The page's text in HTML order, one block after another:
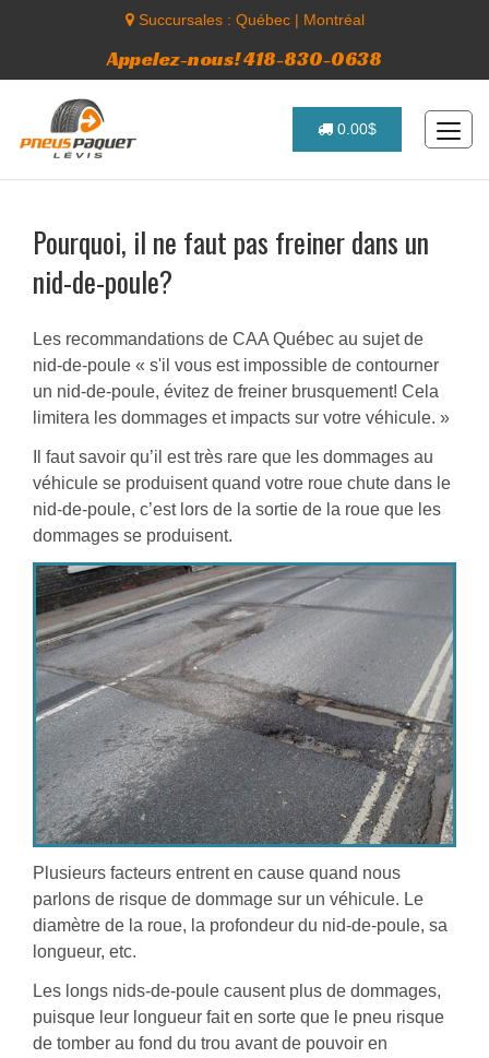
Succursales : Québec| Montréal
Appelez-nous! 418-830-0638
0.00$
Pourquoi, il ne faut pas freiner dans un
nid-de-poule?
Les recommandations de CAA Québec au sujet de
nid-de-poule « s'il vous est impossible de contourner
un nid-de-poule, évitez de freiner brusquement! Cela
limitera les dommages et impacts sur votre véhicule. »
Il faut savoir qu’il est très rare que les dommages au
véhicule se produisent quand votre roue chute dans le
nid-de-poule, c’est lors de la sortie de la roue que les
dommages se produisent.
Plusieurs facteurs entrent en cause quand nous
parlons de risque de dommage sur un véhicule. Le
diamètre de la roue, la profondeur du nid-de-poule, sa
longueur, etc.
Les longs nids-de-poule causent plus de dommages,
puisque leur longueur fait en sorte que le pneu risque
de tomber au fond du trou avant de pouvoir en